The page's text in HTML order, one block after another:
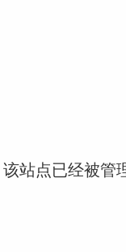
站点已经被管